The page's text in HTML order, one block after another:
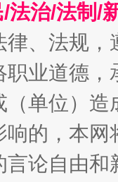
法治/法制/
律、法规
业道德
（单位）
的，本
言论自由